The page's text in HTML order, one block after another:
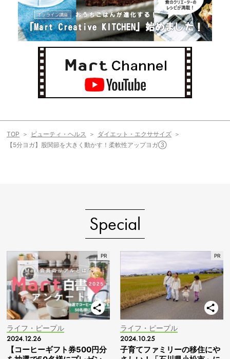
TOP ビューティ・ヘルス
ダイエット・エクササイズ
【5分ヨガ】股関節を大きく動かす！柔軟性アップヨガ③
Special
ライフ・ピープル
2024.12.26
【コーヒーギフト券500円分
ライフ・ピープル
2024.10.25
子育てファミリーの移住にや